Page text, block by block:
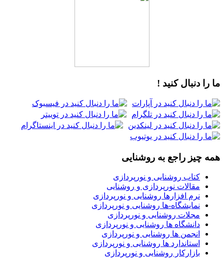
ما را دنبال کنید !
همه چیز راجع به روشنایی
کتاب روشنایی و نورپردازی
مقالات نورپردازی و روشنایی
نرم افزارها روشنایی و نورپردازی
نمایشگاه-ها روشنایی و نورپردازی
مجلات روشنایی و نورپردازی
دانشگاه ها روشنایی و نورپردازی
انجمن ها روشنایی و نورپردازی
استاندارد ها روشنایی و نورپردازی
بازارکار روشنایی و نورپردازی